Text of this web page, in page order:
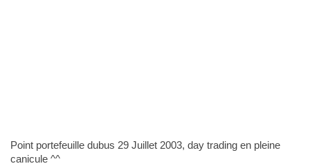
Point portefeuille dubus 29 Juillet 2003, day trading en pleine
canicule ^^